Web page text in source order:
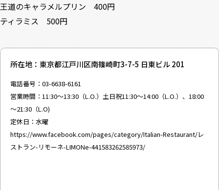
王道のキャラメルプリン 400円
ティラミス 500円
所在地：東京都江戸川区南篠崎町3-7-5 日東ビル 201
電話番号：03-6638-6161
営業時間：11:30～13:30（L.O.）土日祝11:30～14:00（L.O.）、18:00
～21:30（L.O)
定休日：水曜
https://www.facebook.com/pages/category/Italian-Restaurant/レ
ストラン-リモーネ-LIMONe-441583262585973/